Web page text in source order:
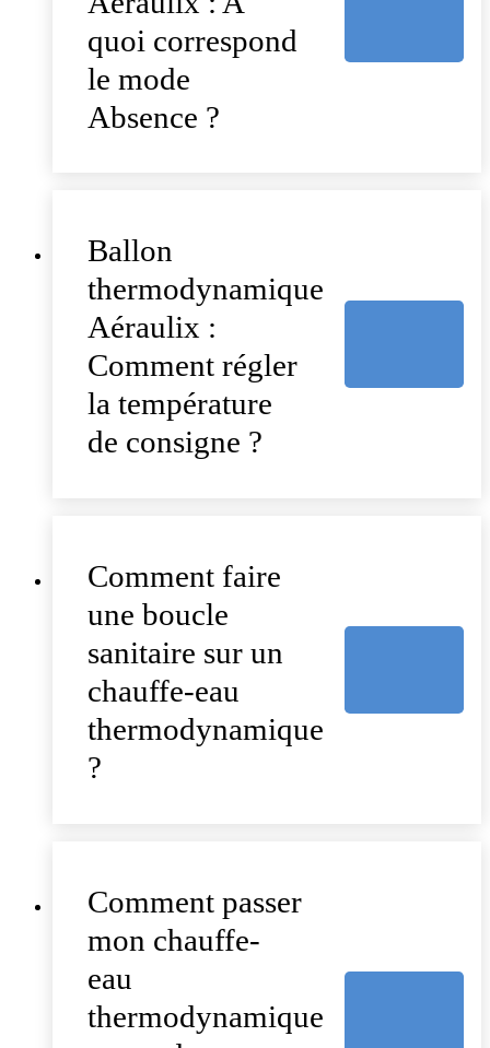
quoi correspond
le mode
Absence ?
Ballon
thermodynamique
Aéraulix :
Comment régler
la température
de consigne ?
Comment faire
une boucle
sanitaire sur un
chauffe-eau
thermodynamique
?
Comment passer
mon chauffe-
eau
thermodynamique